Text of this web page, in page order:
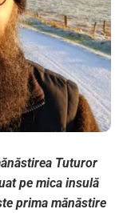
Tuturor
pe mica insulă
prima mănăstire